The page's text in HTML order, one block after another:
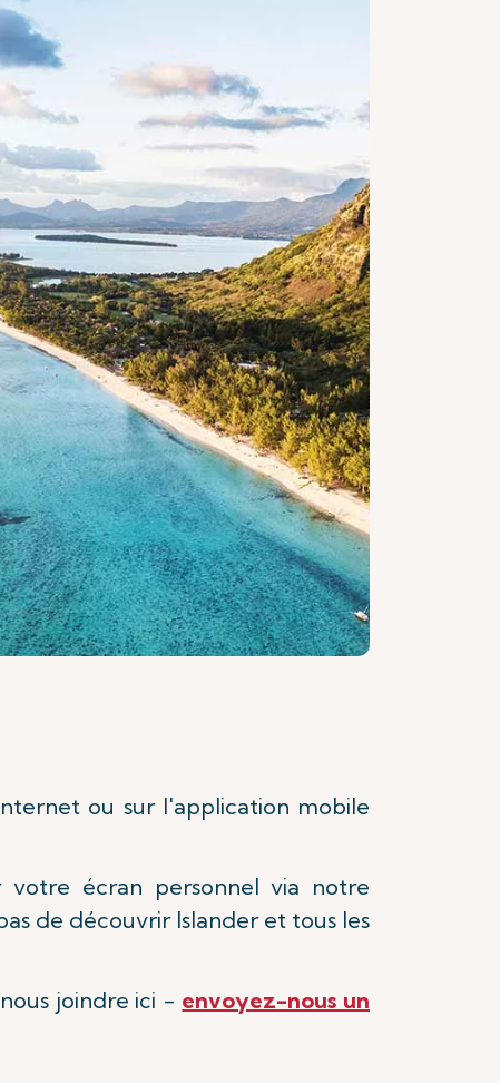
ou sur l'application mobile
écran personnel via notre
de découvrir Islander et tous les
joindre ici - envoyez-nous un